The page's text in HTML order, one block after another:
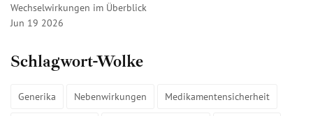
Wechselwirkungen im Überblick
Jun 19 2026
Schlagwort-Wolke
Generika Nebenwirkungen Medikamentensicherheit